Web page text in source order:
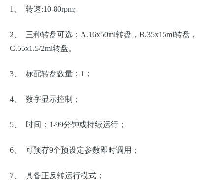
1、 转速:10-80rpm;
2、 三种转盘可选：A.16x50ml转盘，B.35x15ml转盘，
C.55x1.5/2ml转盘。
3、 标配转盘数量：1；
4、 数字显示控制；
5、 时间：1-99分钟或持续运行；
6、 可预存9个预设定参数即时调用；
7、 具备正反转运行模式；